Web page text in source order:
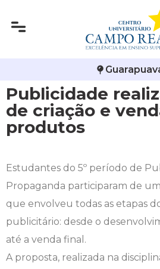
Publicidade
de criação e
produtos
Estudantes do 5º período de
Propaganda participaram de
que envolveu todas as etapas
publicitário: desde o
até a venda final.
A proposta, realizada na
Infraestrutura
Editais
Publicações Institucionais
Arquitetura e Urbanismo
Biomedicina
Ciências Contábeis
Direito
Enfermagem
Engenharia Agronômica
Engenharia Civil
Vestibular de Inverno
Vestibular de Medicina
2ª Via de Boleto
Atestado de Matrícula
Atividades Complementares e
Biblioteca
Calendário Acadêmico
Calendário de Provas
Carteirinha de Estudante
Central de Estágios - TCC
Avalie a Campo Real
Bolsas e Incentivos
CPA
COLAP
Comissão de Ética no Uso de
Comitê de Ética em Pesquisa
Diploma Digital
Educação em Direitos